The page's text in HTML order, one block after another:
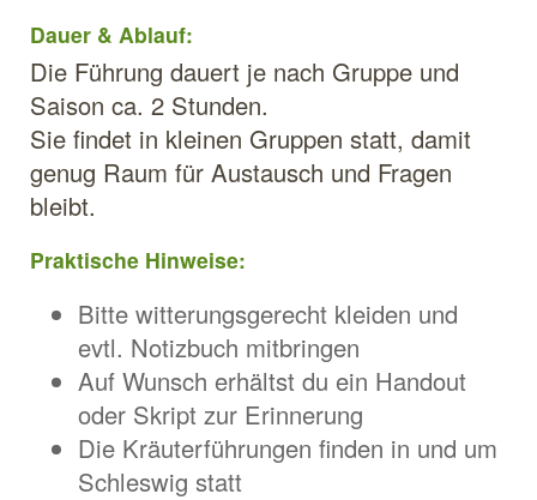
Dauer & Ablauf:
Die Führung dauert je nach Gruppe und
Saison ca. 2 Stunden.
Sie findet in kleinen Gruppen statt, damit
genug Raum für Austausch und Fragen
bleibt.
Praktische Hinweise:
Bitte witterungsgerecht kleiden und
evtl. Notizbuch mitbringen
Auf Wunsch erhältst du ein Handout
oder Skript zur Erinnerung
Die Kräuterführungen finden in und um
Schleswig statt